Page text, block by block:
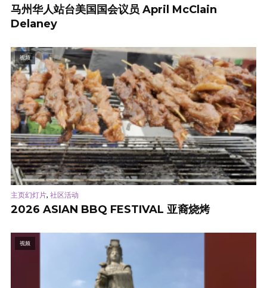
马州华人站台美国国会议员 April McClain
Delaney
视频
主页幻灯片, 社区活动
2026 ASIAN BBQ FESTIVAL 亚裔烧烤
视频